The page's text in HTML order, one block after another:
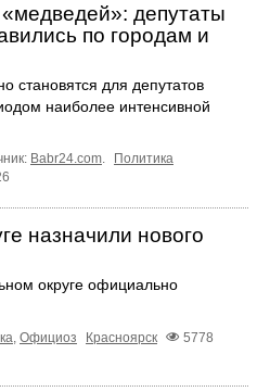
депутаты
по городам и
становятся для депутатов
наиболее интенсивной
Babr24.com
Политика
назначили нового
округе официально
Официоз Красноярск
5778